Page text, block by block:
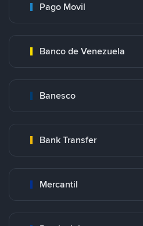
Pago Movil
Banco de Venezuela
Banesco
Bank Transfer
Mercantil